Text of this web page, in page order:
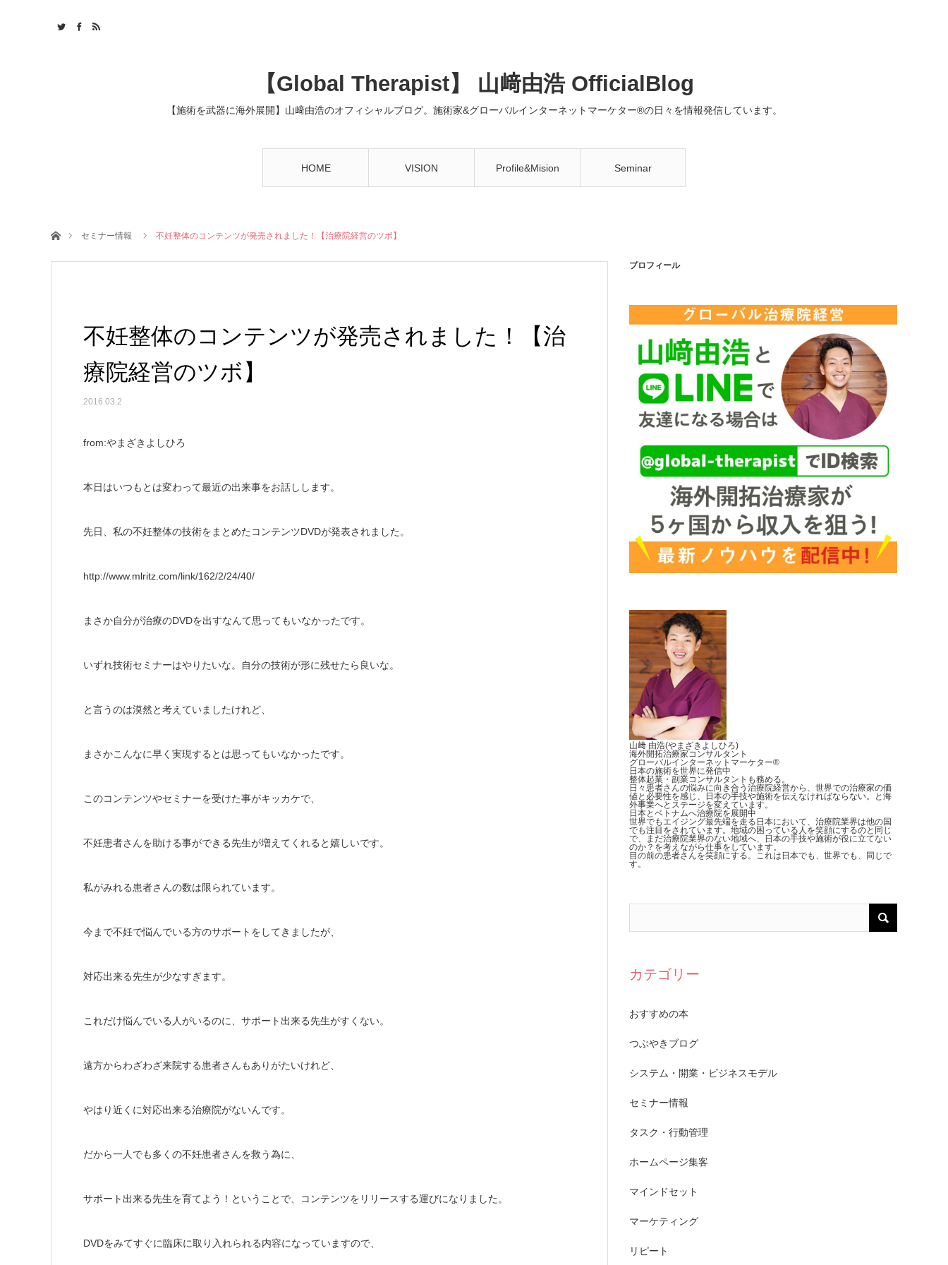
【Global Therapist】 山﨑由浩 OfficialBlog
【施術を武器に海外展開】山﨑由浩のオフィシャルブログ。施術家&グローバルインターネットマーケター®️の日々を情報発信しています。
HOME VISION Profile&Mision Seminar
ホームセミナー情報 不妊整体のコンテンツが発売されました！【治療院経営のツボ】
不妊整体のコンテンツが発売されました！【治
療院経営のツボ】
2016.03.2
from:やまざきよしひろ
本日はいつもとは変わって最近の出来事をお話しします。
先日、私の不妊整体の技術をまとめたコンテンツDVDが発表されました。
http://www.mlritz.com/link/162/2/24/40/
まさか自分が治療のDVDを出すなんて思ってもいなかったです。
いずれ技術セミナーはやりたいな。自分の技術が形に残せたら良いな。
と言うのは漠然と考えていましたけれど、
まさかこんなに早く実現するとは思ってもいなかったです。
このコンテンツやセミナーを受けた事がキッカケで、
不妊患者さんを助ける事ができる先生が増えてくれると嬉しいです。
私がみれる患者さんの数は限られています。
今まで不妊で悩んでいる方のサポートをしてきましたが、
対応出来る先生が少なすぎます。
これだけ悩んでいる人がいるのに、サポート出来る先生がすくない。
遠方からわざわざ来院する患者さんもありがたいけれど、
やはり近くに対応出来る治療院がないんです。
だから一人でも多くの不妊患者さんを救う為に、
サポート出来る先生を育てよう！ということで、コンテンツをリリースする運びになりました。
DVDをみてすぐに臨床に取り入れられる内容になっていますので、
プロフィール
山﨑 由浩(やまざきよしひろ)
海外開拓治療家コンサルタント
グローバルインターネットマーケター®︎
日本の施術を世界に発信中
整体起業・副業コンサルタントも務める。
日々患者さんの悩みに向き合う治療院経営から、世界での治療家の価
値と必要性を感じ、日本の手技や施術を伝えなければならない。と海
外事業へとステージを変えています。
日本とベトナムへ治療院を展開中
世界でもエイジング最先端を走る日本において、治療院業界は他の国
でも注目をされています。地域の困っている人を笑顔にするのと同じ
で、まだ治療院業界のない地域へ、日本の手技や施術が役に立てない
のか？を考えながら仕事をしています。
目の前の患者さんを笑顔にする。これは日本でも、世界でも、同じで
す。
カテゴリー
おすすめの本
つぶやきブログ
システム・開業・ビジネスモデル
セミナー情報
タスク・行動管理
ホームページ集客
マインドセット
マーケティング
リピート